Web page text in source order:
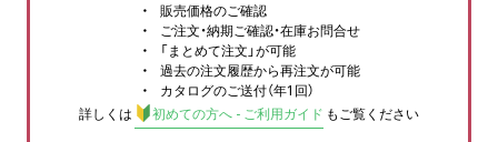
販売価格のご確認
ご注文・納期ご確認・在庫お問合せ
「まとめて注文」が可能
過去の注文履歴から再注文が可能
カタログのご送付（年1回）
詳しくは
初めての方へ - ご利用ガイド もご覧ください